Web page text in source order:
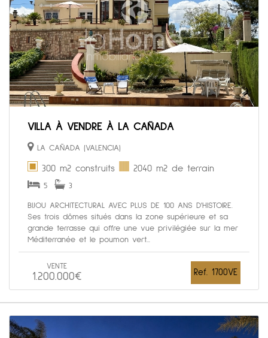
VILLA À VENDRE À LA CAÑADA
LA CAÑADA (VALENCIA)
300 m2 construits 2040 m2 de terrain
5 3
BIJOU ARCHITECTURAL AVEC PLUS DE 100 ANS D'HISTOIRE.
Ses trois dômes situés dans la zone supérieure et sa
grande terrasse qui offre une vue privilégiée sur la mer
Méditerranée et le poumon vert...
VENTE
1.200.000€ Ref. 1700VE